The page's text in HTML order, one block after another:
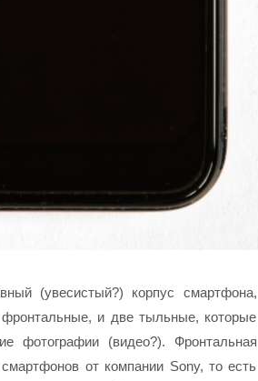
(увесистый?) корпус смартфона,
и две тыльные, которые
фотографии (видео?). Фронтальная
от компании Sony, то есть